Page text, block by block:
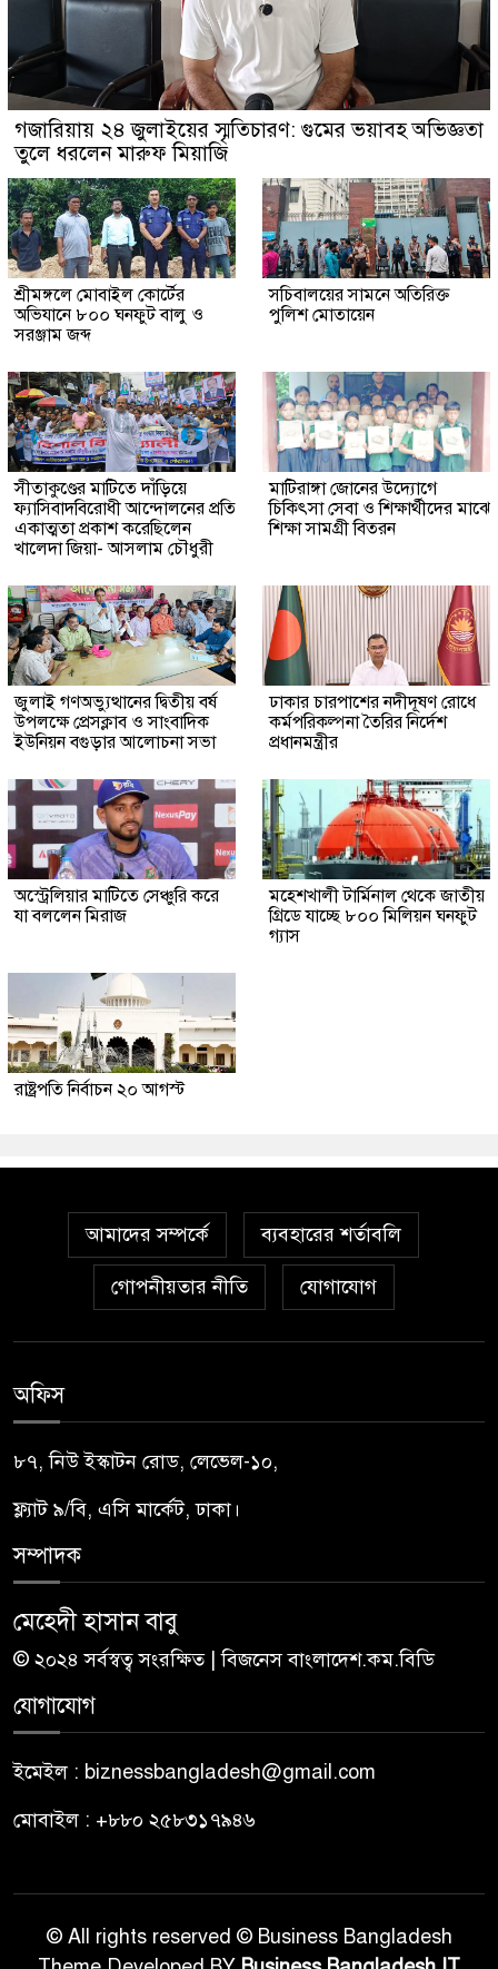
গজারিয়ায় ২৪ জুলাইয়ের স্মৃতিচারণ: গুমের ভয়াবহ অভিজ্ঞতা
তুলে ধরলেন মারুফ মিয়াজি
শ্রীমঙ্গলে মোবাইল কোর্টের
অভিযানে ৮০০ ঘনফুট বালু ও
সরঞ্জাম জব্দ
সচিবালয়ের সামনে অতিরিক্ত
পুলিশ মোতায়েন
সীতাকুণ্ডের মাটিতে দাঁড়িয়ে
ফ্যাসিবাদবিরোধী আন্দোলনের প্রতি
একাত্মতা প্রকাশ করেছিলেন
খালেদা জিয়া- আসলাম চৌধুরী
মাটিরাঙ্গা জোনের উদ্যোগে
চিকিৎসা সেবা ও শিক্ষার্থীদের মাঝে
শিক্ষা সামগ্রী বিতরন
জুলাই গণঅভ্যুত্থানের দ্বিতীয় বর্ষ
উপলক্ষে প্রেসক্লাব ও সাংবাদিক
ইউনিয়ন বগুড়ার আলোচনা সভা
ঢাকার চারপাশের নদীদূষণ রোধে
কর্মপরিকল্পনা তৈরির নির্দেশ
প্রধানমন্ত্রীর
অস্ট্রেলিয়ার মাটিতে সেঞ্চুরি করে
যা বললেন মিরাজ
মহেশখালী টার্মিনাল থেকে জাতীয়
গ্রিডে যাচ্ছে ৮০০ মিলিয়ন ঘনফুট
গ্যাস
রাষ্ট্রপতি নির্বাচন ২০ আগস্ট
আমাদের সম্পর্কে ব্যবহারের শর্তাবলি
গোপনীয়তার নীতি যোগাযোগ
অফিস
৮৭, নিউ ইস্কাটন রোড, লেভেল-১০,
ফ্ল্যাট ৯/বি, এসি মার্কেট, ঢাকা।
সম্পাদক
মেহেদী হাসান বাবু
© ২০২৪ সর্বস্বত্ব সংরক্ষিত | বিজনেস বাংলাদেশ.কম.বিডি
যোগাযোগ
ইমেইল : biznessbangladesh@gmail.com
মোবাইল : +৮৮০ ২৫৮৩১৭৯৪৬
© All rights reserved © Business Bangladesh